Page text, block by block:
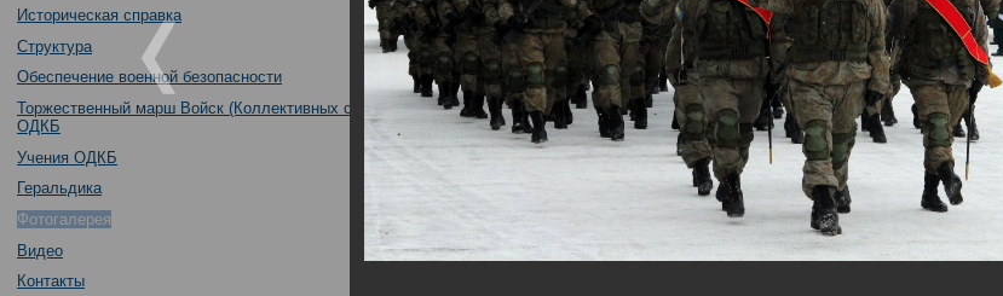
Историческая справка
Структура
Обеспечение военной безопасности
Торжественный марш Войск (Коллективных сил)
ОДКБ
Учения ОДКБ
Геральдика
Фотогалерея
Видео
Контакты